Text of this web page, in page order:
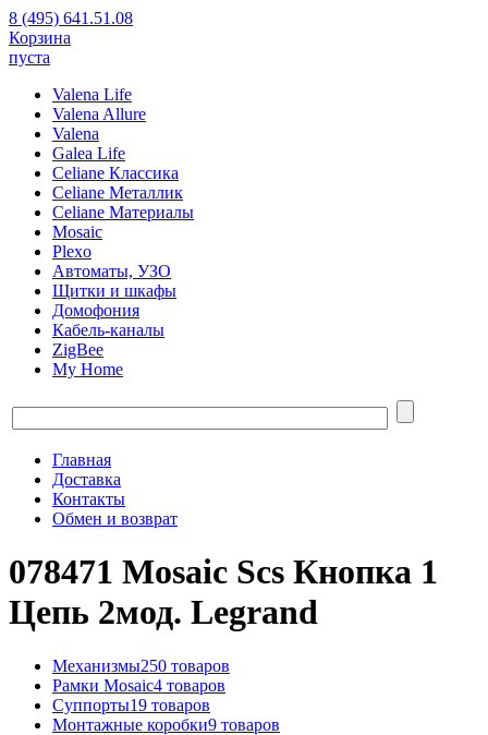
8 (495) 641.51.08
Корзина
пуста
Valena Life
Valena Allure
Valena
Galea Life
Celiane Классика
Celiane Металлик
Celiane Материалы
Mosaic
Plexo
Автоматы, УЗО
Щитки и шкафы
Домофония
Кабель-каналы
ZigBee
My Home
Главная
Доставка
Контакты
Обмен и возврат
078471 Mosaic Scs Кнопка 1
Цепь 2мод. Legrand
Механизмы250 товаров
Рамки Mosaic4 товаров
Суппорты19 товаров
Монтажные коробки9 товаров